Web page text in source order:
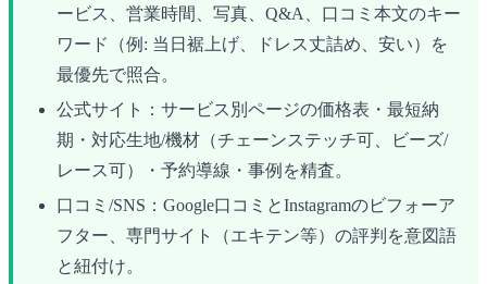
ービス、営業時間、写真、Q&A、口コミ本文のキー
ワード（例: 当日裾上げ、ドレス丈詰め、安い）を
最優先で照合。
公式サイト：サービス別ページの価格表・最短納
期・対応生地/機材（チェーンステッチ可、ビーズ/
レース可）・予約導線・事例を精査。
口コミ/SNS：Google口コミとInstagramのビフォーア
フター、専門サイト（エキテン等）の評判を意図語
と紐付け。